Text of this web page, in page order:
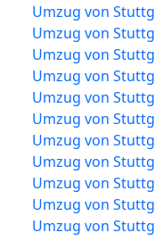
Umzug von
Umzug von
Umzug von
Umzug von
Umzug von
Umzug von
Umzug von
Umzug von
Umzug von
Umzug von
Umzug von